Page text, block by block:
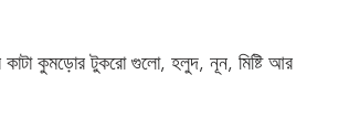
কাটা কুমড়োর টুকরো গুলো, হলুদ, নূন, মিষ্টি আর